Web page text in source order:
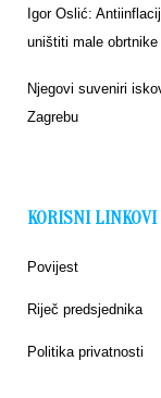
Igor Oslić:
uništiti male obrtnike
Njegovi suveniri
Zagrebu
KORISNI LINKOVI
Povijest
Riječ predsjednika
Politika privatnosti